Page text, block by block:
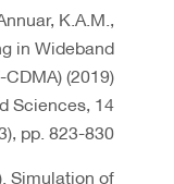
K.A.M.,
in Wideband
(2019)
Sciences, 14
pp. 823-830.
Simulation of